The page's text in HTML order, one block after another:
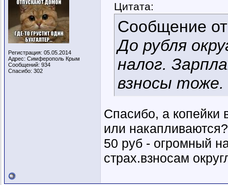
Регистрация: 05.05.2014
Адрес: Симферополь Крым
Сообщений: 934
Спасибо: 302
Цитата:
Сообщение
До рубля
налог.
взносы тоже.
Спасибо, а
или
50 руб - огромный
страх.взносам